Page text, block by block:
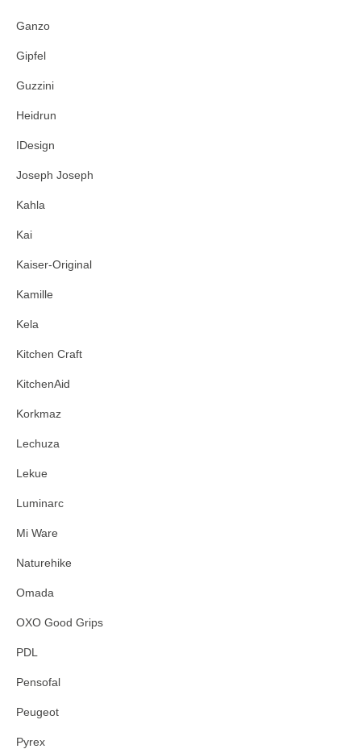
Ganzo
Gipfel
Guzzini
Heidrun
IDesign
Joseph Joseph
Kahla
Kai
Kaiser-Original
Kamille
Kela
Kitchen Craft
KitchenAid
Korkmaz
Lechuza
Lekue
Luminarc
Mi Ware
Naturehike
Omada
OXO Good Grips
PDL
Pensofal
Peugeot
Pyrex